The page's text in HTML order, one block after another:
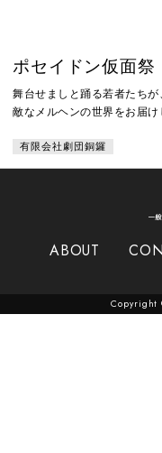
ポセイドン仮面祭
舞台せましと踊る若者たちが
敵なメルヘンの世界をお届け
がった小さな島。この島から
が発見され、貧しかった人々
一度のポセイドンの祭り。
大忙し!!軽快なリズムにのせ
有限会社劇団銅鑼
ABOUT
Copyright